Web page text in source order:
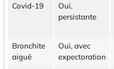
Covid-19
Oui,
persistante
Bronchite
aiguë
Oui, avec
expectoration